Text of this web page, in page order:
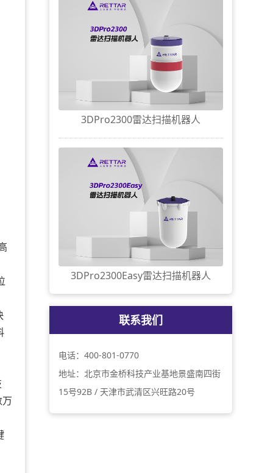
3DPro2300雷达扫描机器人
3DPro2300Easy雷达扫描机器人
联系我们
电话：400-801-0770
地址：北京市金桥科技产业基地景盛南四街
15号92B / 天津市武清区兴旺路20号